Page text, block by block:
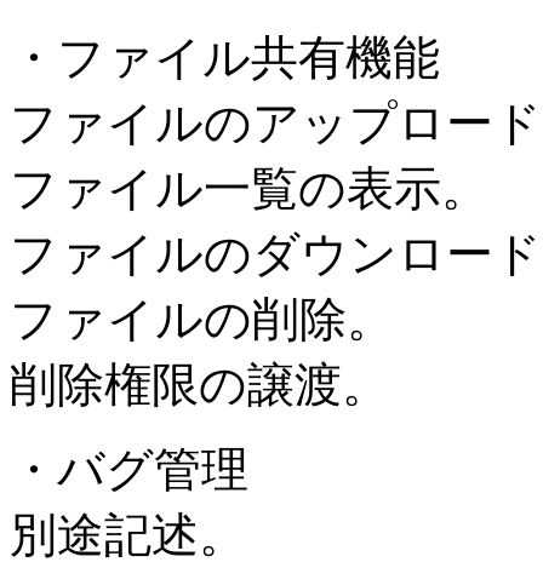
・ファイル共有機能
ファイルのアップロー
ファイル一覧の表示。
ファイルのダウンロー
ファイルの削除。
削除権限の譲渡。
・バグ管理
別途記述。